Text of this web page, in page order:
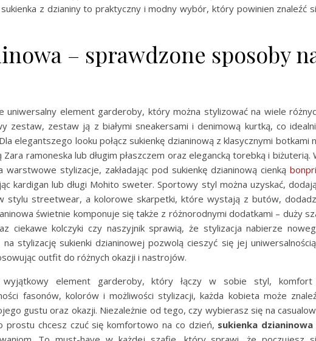
z dzianiny to praktyczny i modny wybór, który powinien znaleźć
– sprawdzone sposoby
uniwersalny element garderoby, który można stylizować na wiele
zestaw, zestaw ją z białymi sneakersami i denimową kurtką, co
elegantszego looku połącz sukienkę dzianinową z klasycznymi botkami
Zara ramoneska lub długim płaszczem oraz elegancką torebką i biżuterią.
stylizacje, zakładając pod sukienkę dzianinową cienką
kardigan lub długi Mohito sweter. Sportowy styl można uzyskać,
stylu streetwear, a kolorowe skarpetki, które wystają z butów,
świetnie komponuje się także z różnorodnymi dodatkami – duży
ciekawe kolczyki czy naszyjnik sprawią, że stylizacja nabierze
stylizację sukienki dzianinowej pozwolą cieszyć się jej
outfit do różnych okazji i nastrojów.
wyjątkowy element garderoby, który łączy w sobie styl,
fasonów, kolorów i możliwości stylizacji, każda kobieta może
gustu oraz okazji. Niezależnie od tego, czy wybierasz się na
prostu chcesz czuć się komfortowo na co dzień, sukienka dzianinowa